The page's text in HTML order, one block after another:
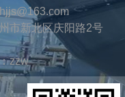
市新北区庆阳路2号
zzw